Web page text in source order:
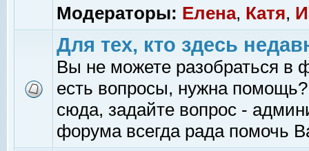
Модераторы: Елена, Катя,
Для тех, кто здесь
Вы не можете разобраться в
есть вопросы, нужна помощь?
сюда, задайте вопрос -
форума всегда рада помочь